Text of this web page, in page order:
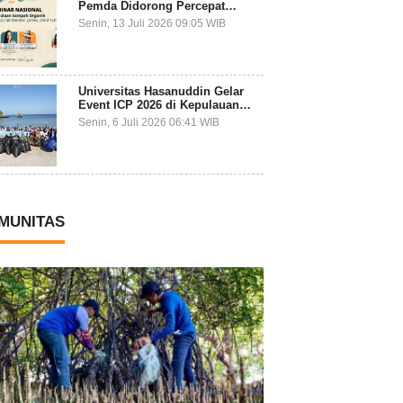
Pemda Didorong Percepat
Transformasi Pengelolaan
Sampah Organik dari Sumber
Senin, 13 Juli 2026 09:05 WIB
Universitas Hasanuddin Gelar
Event ICP 2026 di Kepulauan
Selayar, Mahasiswa dari 27
Negara Jadi Partisipan
Senin, 6 Juli 2026 06:41 WIB